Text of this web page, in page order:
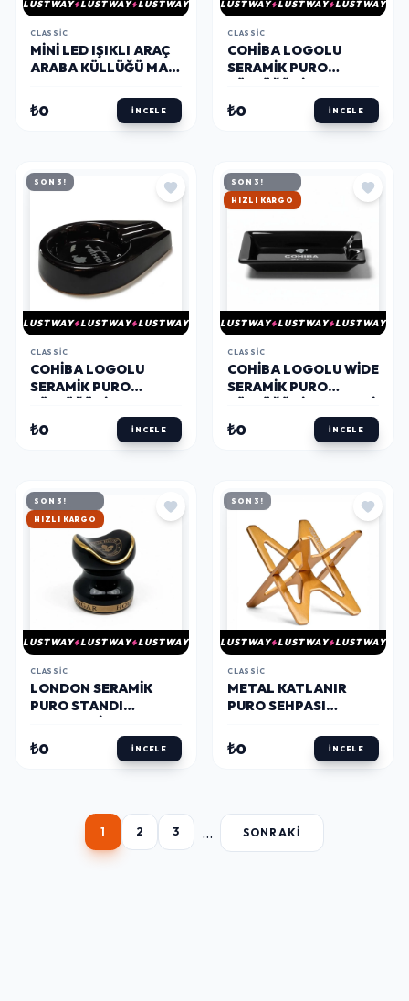
LUSTWAY LUSTWAY LUSTWAY
CLASSIC
MINI LED IŞIKLI ARAÇ
ARABA KÜLLÜĞÜ MAVI
₺0 İNCELE
LUSTWAY LUSTWAY LUSTWAY
CLASSIC
COHIBA LOGOLU
SERAMIK PURO
2LI
₺0 İNCELE
SON 3!
LUSTWAY LUSTWAY LUSTWAY
CLASSIC
COHIBA LOGOLU
SERAMIK PURO
TEKLI
₺0 İNCELE
SON 3!
HIZLI KARGO
LUSTWAY LUSTWAY LUSTWAY
CLASSIC
COHIBA LOGOLU WIDE
SERAMIK PURO
₺0 İNCELE
SON 3!
HIZLI KARGO
LUSTWAY LUSTWAY LUSTWAY
CLASSIC
LONDON SERAMIK
PURO STANDI
₺0 İNCELE
SON 3!
LUSTWAY LUSTWAY LUSTWAY
CLASSIC
METAL KATLANIR
PURO SEHPASI
₺0 İNCELE
1 2 3 ... SONRAKI